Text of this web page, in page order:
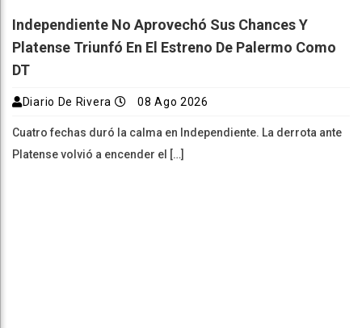
Independiente No Aprovechó Sus Chances Y
Platense Triunfó En El Estreno De Palermo Como
DT
Diario De Rivera 08 Ago 2026
Cuatro fechas duró la calma en Independiente. La derrota ante
Platense volvió a encender el […]